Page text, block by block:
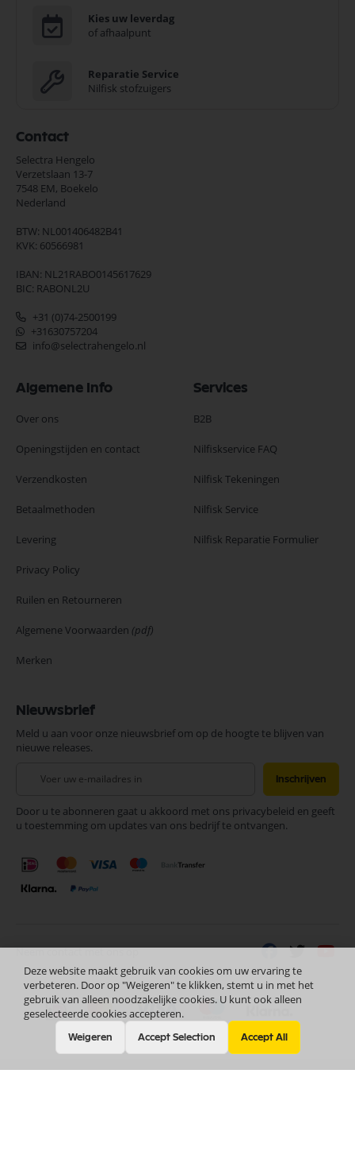
Kies uw leverdag
of afhaalpunt
Reparatie Service
Nilfisk stofzuigers
Contact
Selectra Hengelo
Verzetslaan 13-7
7548 EM, Boekelo
Nederland
BTW: NL001406482B41
KVK: 60566981
IBAN: NL21RABO0145617629
BIC: RABONL2U
+31 (0)74-2500199
+31630757204
info@selectrahengelo.nl
Algemene Info
Over ons
Openingstijden en contact
Verzendkosten
Betaalmethoden
Levering
Privacy Policy
Ruilen en Retourneren
Algemene Voorwaarden (pdf)
Merken
Services
B2B
Nilfiskservice FAQ
Nilfisk Tekeningen
Nilfisk Service
Nilfisk Reparatie Formulier
Nieuwsbrief
Meld u aan voor onze nieuwsbrief om op de hoogte te blijven van
nieuwe releases.
onze
nieuwsbrief
Inschrijven
Door u te abonneren gaat u akkoord met ons privacybeleid en geeft
u toestemming om updates van ons bedrijf te ontvangen.
Neem contact met ons op
Deze website maakt gebruik van cookies om uw ervaring te
verbeteren. Door op "Weigeren" te klikken, stemt u in met het
gebruik van alleen noodzakelijke cookies. U kunt ook alleen
geselecteerde cookies accepteren.
Weigeren Accept Selection Accept All